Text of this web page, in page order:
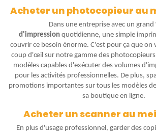
Acheter un photocopieur au
Dans une entreprise avec un grand
d'impressionquotidienne, une simple
couvrir ce besoin énorme. C'est pour ça que on
coup d'œil sur notre gamme des
modèles capables d'exécuter des volumes
pour les activités professionnelles. De plus,
promotions importantes sur tous les modèles
sa boutique en ligne.
Acheter un scanner au
En plus d'usage professionnel, garder des